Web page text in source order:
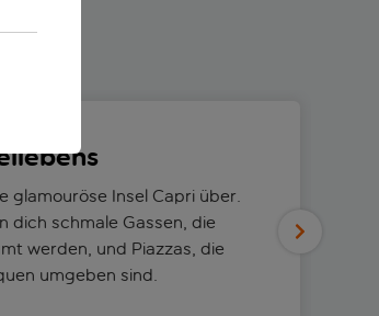
glamouröse Insel Capri über.
dich schmale Gassen, die
werden, und Piazzas, die
umgeben sind.